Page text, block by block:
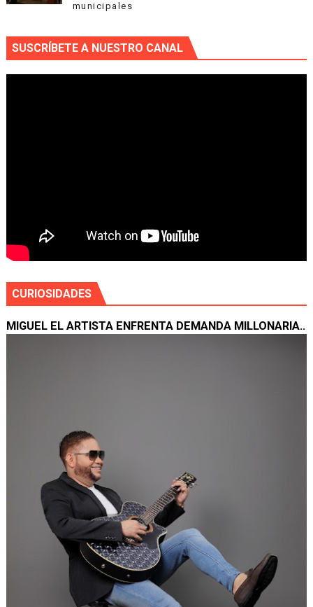
municipales
SUSCRÍBETE A NUESTRO CANAL
CURIOSIDADES
MIGUEL EL ARTISTA ENFRENTA DEMANDA MILLONARIA..